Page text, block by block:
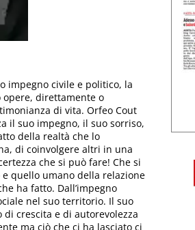
impegno civile e politico, la
opere, direttamente o
di vita. Orfeo Cout
il suo impegno, il suo sorriso,
della realtà che lo
di coinvolgere altri in una
che si può fare! Che si
quello umano della relazione
ha fatto. Dall’impegno
nel suo territorio. Il suo
crescita e di autorevolezza
ma ciò che ci ha lasciato ci